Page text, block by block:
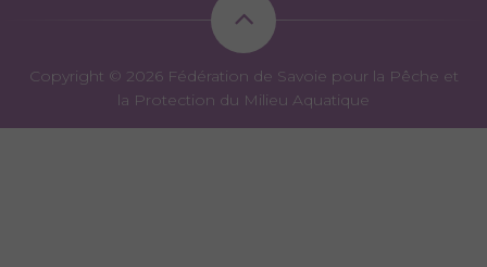
Copyright © 2026 Fédération de Savoie pour la Pêche et
la Protection du Milieu Aquatique